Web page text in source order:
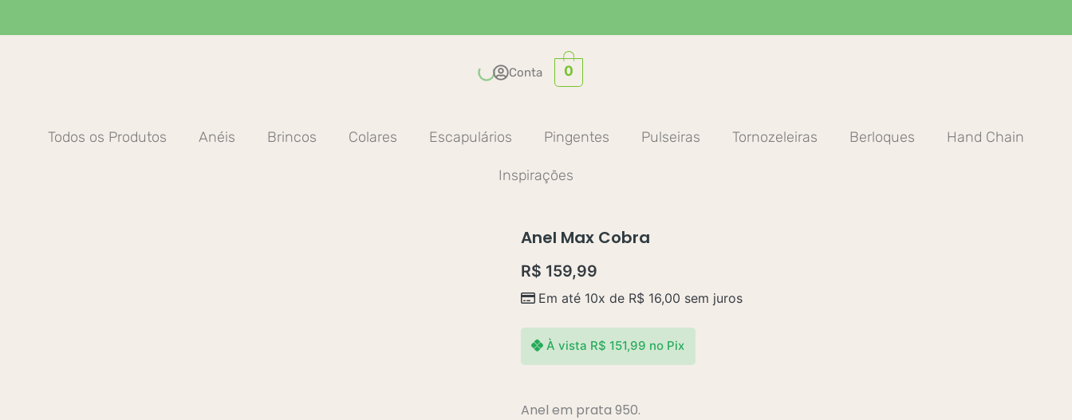
Conta 0
Todos os Produtos Anéis Brincos Colares Escapulários Pingentes Pulseiras Tornozeleiras Berloques Hand Chain
Inspirações
Anel Max Cobra
R$ 159,99
Em até 10x de R$16,00 sem juros
À vista R$ 151,99 no Pix
Anel em prata 950.